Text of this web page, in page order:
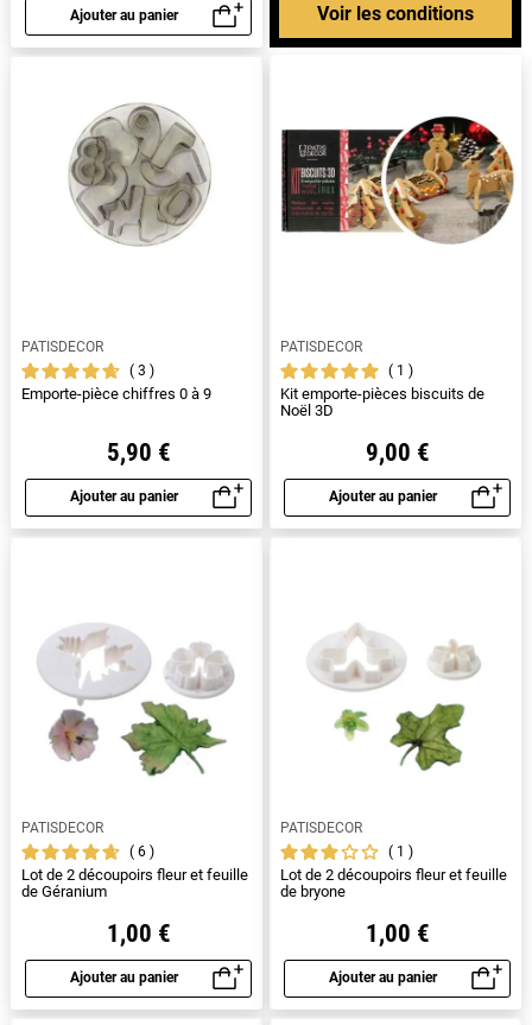
Ajouter au panier
Aperçu rapide
Voir les conditions
PATISDECOR
3
Emporte-pièce chiffres 0 à 9
5,90 €
Ajouter au panier
Aperçu rapide
PATISDECOR
1
Kit emporte-pièces biscuits de
Noël 3D
9,00 €
Ajouter au panier
Aperçu rapide
PATISDECOR
6
Lot de 2 découpoirs fleur et feuille
de Géranium
1,00 €
Ajouter au panier
Aperçu rapide
PATISDECOR
1
Lot de 2 découpoirs fleur et feuille
de bryone
1,00 €
Ajouter au panier
Aperçu rapide